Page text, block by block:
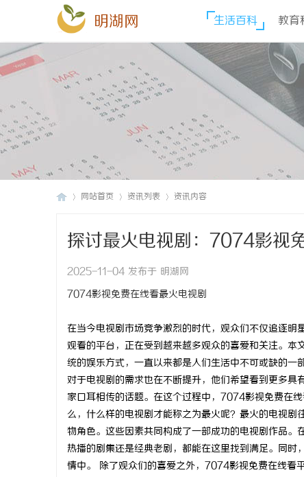
明湖网 生活百科 教育
网站首页 资讯列表 资讯内容
探讨最火电视剧：7074影视
2025-11-04 发布于 明湖网
7074影视免费在线看最火电视剧
在当今电视剧市场竞争激烈的时代，观众们不仅追逐
观看的平台，正在受到越来越多观众的喜爱和关注。
统的娱乐方式，一直以来都是人们生活中不可或缺的
对于电视剧的需求也在不断提升，他们希望看到更多
家口耳相传的话题。在这个过程中，7074影视免费在
么，什么样的电视剧才能称之为最火呢？最火的电视
物角色。这些因素共同构成了一部成功的电视剧作品
热播的剧集还是经典老剧，都能在这里找到满足。同
情中。 除了观众们的喜爱之外，7074影视免费在线看